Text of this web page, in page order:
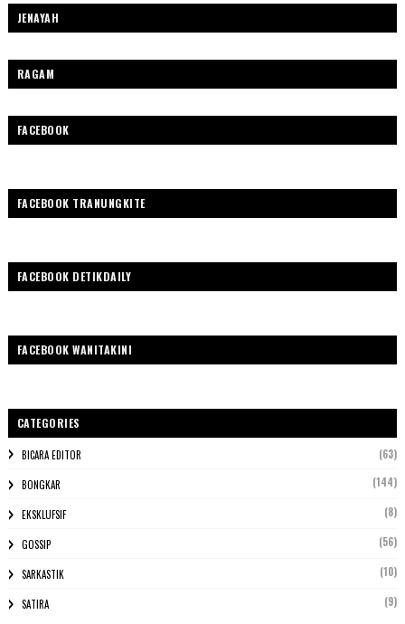
JENAYAH
RAGAM
FACEBOOK
FACEBOOK TRANUNGKITE
FACEBOOK DETIKDAILY
FACEBOOK WANITAKINI
CATEGORIES
BICARA EDITOR (63)
BONGKAR (144)
EKSKLUFSIF (8)
GOSSIP (56)
SARKASTIK (10)
SATIRA (9)